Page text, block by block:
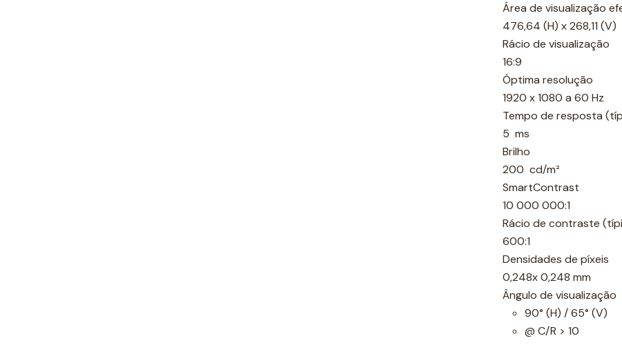
Área de visualização
476,64 (H) x 268,11 (V)
Rácio de visualização
16:9
Óptima resolução
1920 x 1080 a 60 Hz
Tempo de resposta
5 ms
Brilho
200 cd/m²
SmartContrast
10 000 000:1
Rácio de contraste
600:1
Densidades de píxeis
0,248x 0,248 mm
Ângulo de visualização
90° (H) / 65° (V)
@ C/R > 10